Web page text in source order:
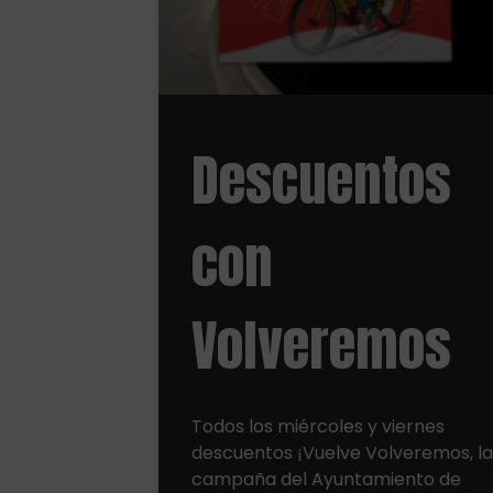
Descuentos
con
Volveremos
Todos los miércoles y viernes
descuentos ¡Vuelve Volveremos, la
campaña del Ayuntamiento de